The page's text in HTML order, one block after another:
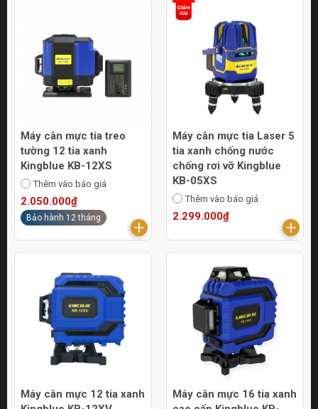
Máy cân mực tia treo
tường 12 tia xanh
Kingblue KB-12XS
Thêm vào báo giá
2.050.000₫
Bảo hành 12 tháng
Máy cân mực tia Laser 5
tia xanh chống nước
chống rơi vỡ Kingblue
KB-05XS
Thêm vào báo giá
2.299.000₫
Máy cân mực 12 tia xanh
Máy cân mực 16 tia xanh